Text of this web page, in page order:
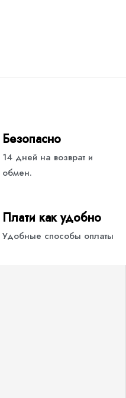
Безопасно
14 дней на возврат и
обмен.
Плати как удобно
Удобные способы оплаты